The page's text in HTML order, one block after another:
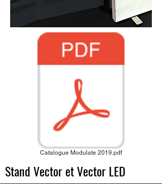
Catalogue Modulate 2019.pdf
Stand Vector et Vector LED